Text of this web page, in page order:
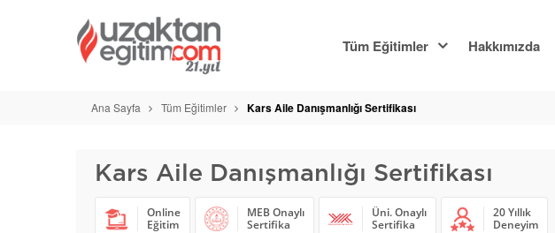
Tüm Eğitimler Hakkımızda
Ana Sayfa Tüm Eğitimler Kars Aile Danışmanlığı Sertifikası
Kars Aile Danışmanlığı Sertifikası
Online
Eğitim
MEB Onaylı
Sertifika
Üni. Onaylı
Sertifika
20 Yıllık
Deneyim